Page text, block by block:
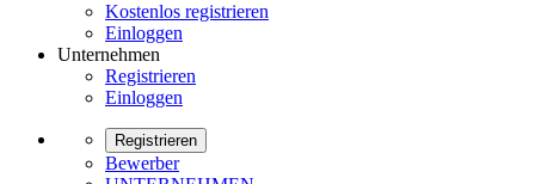
Kostenlos registrieren
Einloggen
Unternehmen
Registrieren
Einloggen
Registrieren
Bewerber